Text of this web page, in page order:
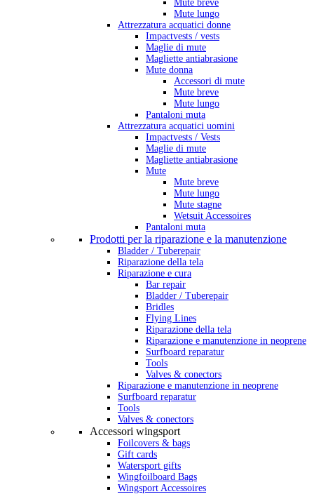
Mute breve
Mute lungo
Attrezzatura acquatici donne
Impactvests / vests
Maglie di mute
Magliette antiabrasione
Mute donna
Accessori di mute
Mute breve
Mute lungo
Pantaloni muta
Attrezzatura acquatici uomini
Impactvests / Vests
Maglie di mute
Magliette antiabrasione
Mute
Mute breve
Mute lungo
Mute stagne
Wetsuit Accessoires
Pantaloni muta
Prodotti per la riparazione e la manutenzione
Bladder / Tuberepair
Riparazione della tela
Riparazione e cura
Bar repair
Bladder / Tuberepair
Bridles
Flying Lines
Riparazione della tela
Riparazione e manutenzione in neoprene
Surfboard reparatur
Tools
Valves & conectors
Riparazione e manutenzione in neoprene
Surfboard reparatur
Tools
Valves & conectors
Accessori wingsport
Foilcovers & bags
Gift cards
Watersport gifts
Wingfoilboard Bags
Wingsport Accessoires